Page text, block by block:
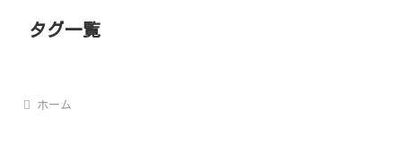
タグ一覧
ホーム